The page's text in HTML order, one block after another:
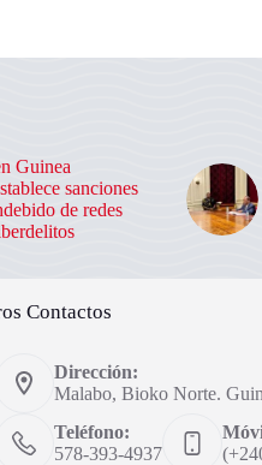
Guinea
sanciones
de redes
Contactos
Dirección:
Malabo, Bioko Norte.
Teléfono:
578-393-4937